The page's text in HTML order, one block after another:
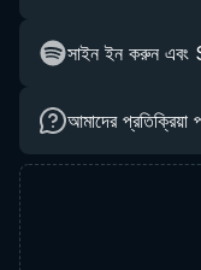
সাইন ইন করুন
আমাদের প্রতিক্রিয়া